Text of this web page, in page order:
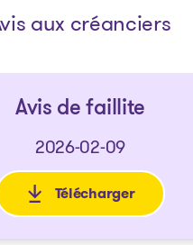
aux créanciers
Avis de faillite
2026-02-09
Télécharger
: Avis de faillite